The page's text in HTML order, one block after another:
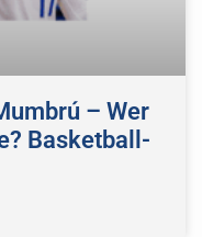
– Wer
Basketball-